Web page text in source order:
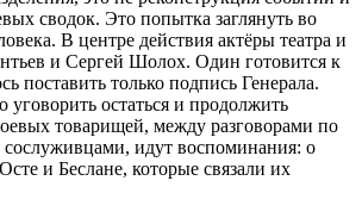
сводок. Это попытка заглянуть во
В центре действия актёры театра и
и Сергей Шолох. Один готовится к
поставить только подпись Генерала.
уговорить остаться и продолжить
товарищей, между разговорами по
идут воспоминания: о
и Беслане, которые связали их